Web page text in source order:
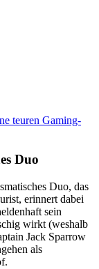
teuren Gaming-
Duo
Duo, das
erinnert dabei
sein
wirkt (weshalb
Jack Sparrow
als